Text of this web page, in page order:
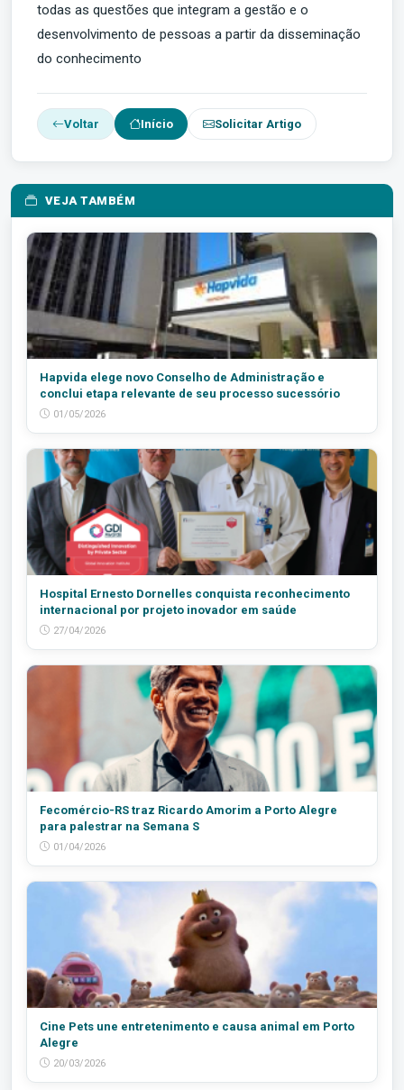
todas as questões que integram a gestão e o
desenvolvimento de pessoas a partir da disseminação
do conhecimento
Voltar Início Solicitar Artigo
VEJA TAMBÉM
Hapvida elege novo Conselho de Administração e
conclui etapa relevante de seu processo sucessório
01/05/2026
Hospital Ernesto Dornelles conquista reconhecimento
internacional por projeto inovador em saúde
27/04/2026
Fecomércio-RS traz Ricardo Amorim a Porto Alegre
para palestrar na Semana S
01/04/2026
Cine Pets une entretenimento e causa animal em Porto
Alegre
20/03/2026